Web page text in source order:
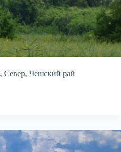
, Север, Чешский рай